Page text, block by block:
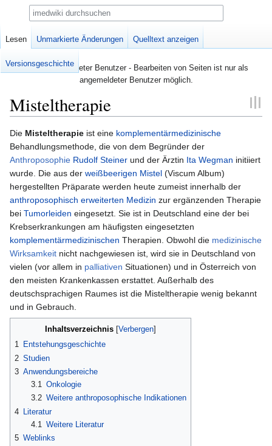
Nicht angemeldeter Benutzer - Bearbeiten von Seiten ist nur als
angemeldeter Benutzer möglich.
Misteltherapie
Zur
Navigation
springen
Zur
Suche
springen
Die Misteltherapie ist eine komplementärmedizinische
Behandlungsmethode, die von dem Begründer der
Anthroposophie Rudolf Steiner und der Ärztin Ita Wegman initiiert
wurde. Die aus der weißbeerigen Mistel (Viscum Album)
hergestellten Präparate werden heute zumeist innerhalb der
anthroposophisch erweiterten Medizin zur ergänzenden Therapie
bei Tumorleiden eingesetzt. Sie ist in Deutschland eine der bei
Krebserkrankungen am häufigsten eingesetzten
komplementärmedizinischen Therapien. Obwohl die medizinische
Wirksamkeit nicht nachgewiesen ist, wird sie in Deutschland von
vielen (vor allem in palliativen Situationen) und in Österreich von
den meisten Krankenkassen erstattet. Außerhalb des
deutschsprachigen Raumes ist die Misteltherapie wenig bekannt
und in Gebrauch.
Inhaltsverzeichnis
1 Entstehungsgeschichte
2 Studien
3 Anwendungsbereiche
3.1 Onkologie
3.2 Weitere anthroposophische Indikationen
4 Literatur
4.1 Weitere Literatur
5 Weblinks
Seite Diskussion
Lesen Unmarkierte Änderungen Quelltext anzeigen
Versionsgeschichte
Suche